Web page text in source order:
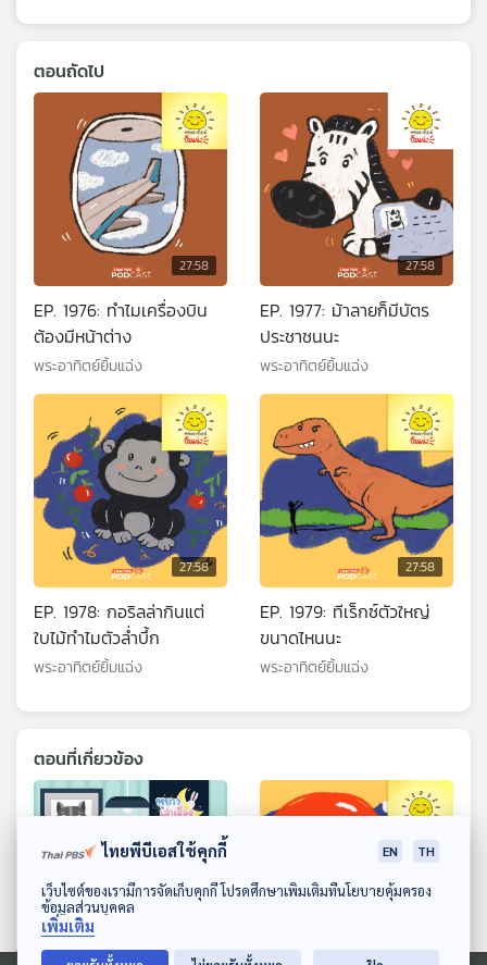
ดาวน์โหลด Thai PBS Podcast Application
ตอนถัดไป
27:58
EP. 1976: ทำไมเครื่องบิน
ต้องมีหน้าต่าง
พระอาทิตย์ยิ้มแฉ่ง
27:58
EP. 1977: ม้าลายก็มีบัตร
ประชาชนนะ
พระอาทิตย์ยิ้มแฉ่ง
27:58
EP. 1978: กอริลล่ากินแต่
ใบไม้ทำไมตัวล่ำบึ้ก
พระอาทิตย์ยิ้มแฉ่ง
27:58
EP. 1979: ทีเร็กซ์ตัวใหญ่
ขนาดไหนนะ
พระอาทิตย์ยิ้มแฉ่ง
ตอนที่เกี่ยวข้อง
27:58 27:58
ไทยพีบีเอสใช้คุกกี้ EN TH
เว็บไซต์ของเรามีการจัดเก็บคุกกี้ โปรดศึกษาเพิ่มเติมที่นโยบายคุ้มครอง
ข้อมูลส่วนบุคคล
เพิ่มเติม